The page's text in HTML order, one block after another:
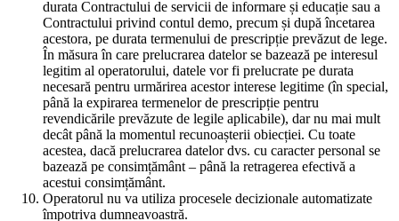
durata Contractului de servicii de informare și educație sau a
Contractului privind contul demo, precum și după încetarea
acestora, pe durata termenului de prescripție prevăzut de lege.
În măsura în care prelucrarea datelor se bazează pe interesul
legitim al operatorului, datele vor fi prelucrate pe durata
necesară pentru urmărirea acestor interese legitime (în special,
până la expirarea termenelor de prescripție pentru
revendicările prevăzute de legile aplicabile), dar nu mai mult
decât până la momentul recunoașterii obiecției. Cu toate
acestea, dacă prelucrarea datelor dvs. cu caracter personal se
bazează pe consimțământ – până la retragerea efectivă a
acestui consimțământ.
Operatorul nu va utiliza procesele decizionale automatizate
împotriva dumneavoastră.